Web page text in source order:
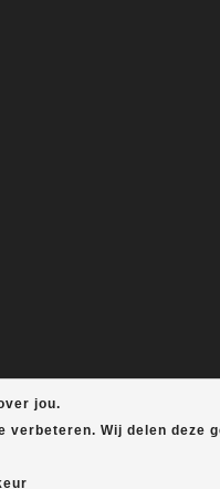
jou.
Wij delen deze